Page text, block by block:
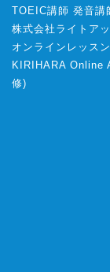
TOEIC講師 発音講
株式会社ライトア
オンラインレッス
KIRIHARA Online
修)